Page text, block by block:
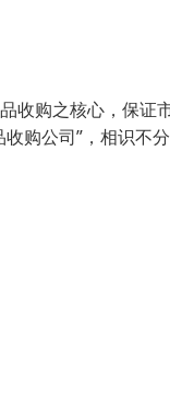
收购之核心，保证
购公司”，相识不